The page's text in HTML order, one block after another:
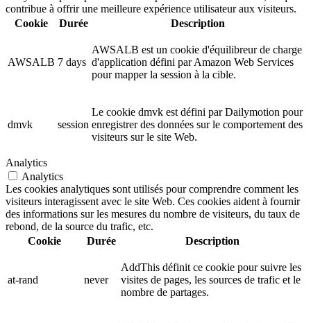
contribue à offrir une meilleure expérience utilisateur aux visiteurs.
Cookie
Durée Description
AWSALB 7 days
AWSALB est un cookie d'équilibreur de charge
d'application défini par Amazon Web Services
pour mapper la session à la cible.
dmvk session
Le cookie dmvk est défini par Dailymotion pour
enregistrer des données sur le comportement des
visiteurs sur le site Web.
Analytics
Analytics
Les cookies analytiques sont utilisés pour comprendre comment les
visiteurs interagissent avec le site Web. Ces cookies aident à fournir
des informations sur les mesures du nombre de visiteurs, du taux de
rebond, de la source du trafic, etc.
Cookie
Durée Description
at-rand never
AddThis définit ce cookie pour suivre les
visites de pages, les sources de trafic et le
nombre de partages.